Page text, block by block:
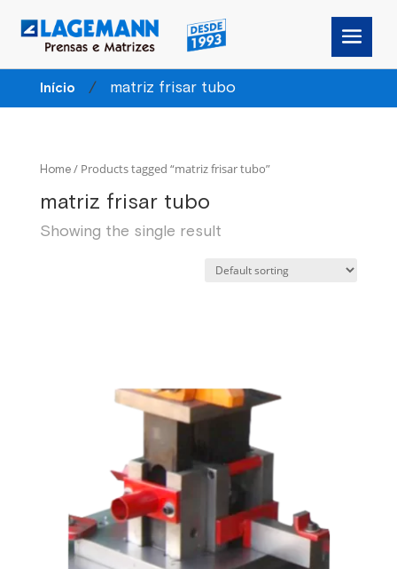
Início / matriz frisar tubo
Home/ Products tagged “matriz frisar tubo”
matriz frisar tubo
Showing the single result